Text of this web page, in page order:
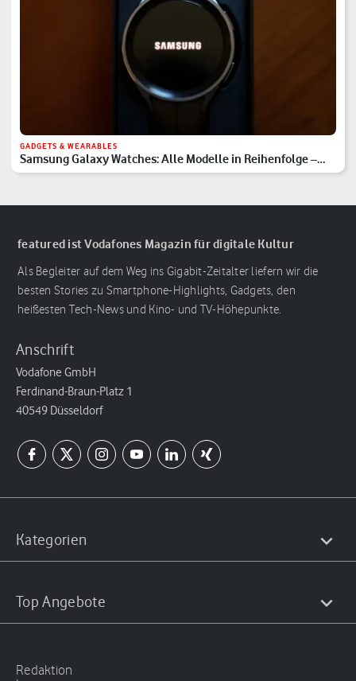
GADGETS & WEARABLES
Samsung Galaxy Watches: Alle Modelle in Reihenfolge –
Hauptserie, Classic & Ultra
featured ist Vodafones Magazin für digitale Kultur
Als Begleiter auf dem Weg ins Gigabit-Zeitalter liefern wir die
besten Stories zu Smartphone-Highlights, Gadgets, den
heißesten Tech-News und Kino- und TV-Höhepunkte.
Anschrift
Vodafone GmbH
Ferdinand-Braun-Platz 1
40549 Düsseldorf
Kategorien
Top Angebote
Redaktion